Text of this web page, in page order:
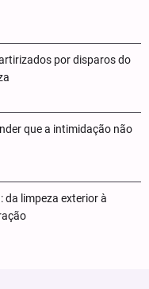
por disparos do
que a intimidação não
da limpeza exterior à